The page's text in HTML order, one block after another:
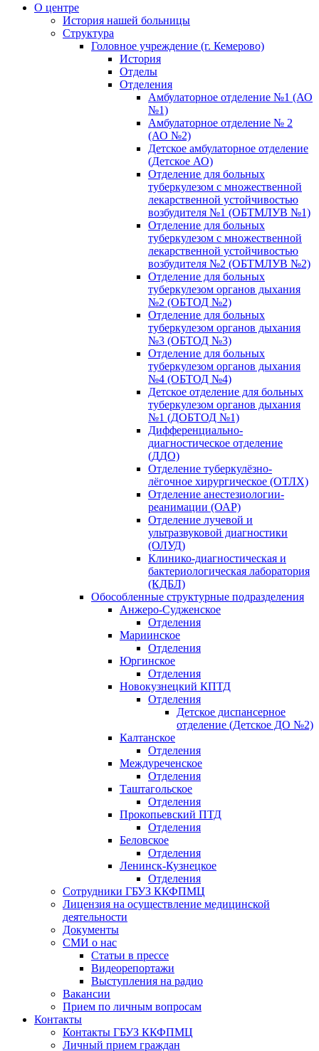
О центре
История нашей больницы
Структура
Головное учреждение (г. Кемерово)
История
Отделы
Отделения
Амбулаторное отделение №1 (АО
№1)
Амбулаторное отделение № 2
(АО №2)
Детское амбулаторное отделение
(Детское АО)
Отделение для больных
туберкулезом с множественной
лекарственной устойчивостью
возбудителя №1 (ОБТМЛУВ №1)
Отделение для больных
туберкулезом с множественной
лекарственной устойчивостью
возбудителя №2 (ОБТМЛУВ №2)
Отделение для больных
туберкулезом органов дыхания
№2 (ОБТОД №2)
Отделение для больных
туберкулезом органов дыхания
№3 (ОБТОД №3)
Отделение для больных
туберкулезом органов дыхания
№4 (ОБТОД №4)
Детское отделение для больных
туберкулезом органов дыхания
№1 (ДОБТОД №1)
Дифференциально-
диагностическое отделение
(ДДО)
Отделение туберкулёзно-
лёгочное хирургическое (ОТЛХ)
Отделение анестезиологии-
реанимации (ОАР)
Отделение лучевой и
ультразвуковой диагностики
(ОЛУД)
Клинико-диагностическая и
бактериологическая лаборатория
(КДБЛ)
Обособленные структурные подразделения
Анжеро-Судженское
Отделения
Мариинское
Отделения
Юргинское
Отделения
Новокузнецкий КПТД
Отделения
Детское диспансерное
отделение (Детское ДО №2)
Калтанское
Отделения
Междуреченское
Отделения
Таштагольское
Отделения
Прокопьевский ПТД
Отделения
Беловское
Отделения
Ленинск-Кузнецкое
Отделения
Сотрудники ГБУЗ ККФПМЦ
Лицензия на осуществление медицинской
деятельности
Документы
СМИ о нас
Статьи в прессе
Видеорепортажи
Выступления на радио
Вакансии
Прием по личным вопросам
Контакты
Контакты ГБУЗ ККФПМЦ
Личный прием граждан